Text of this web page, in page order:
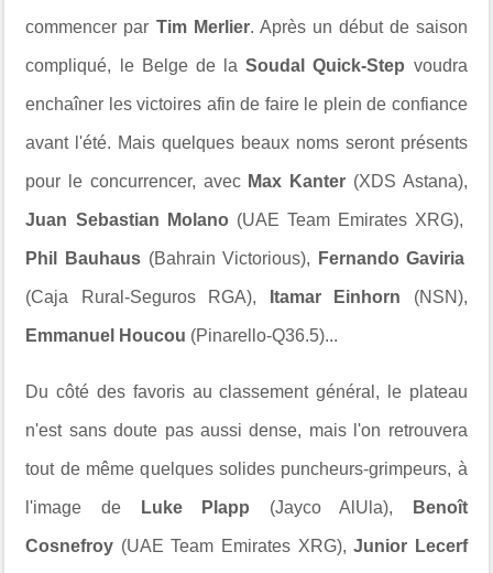
commencer par Tim Merlier. Après un début de saison
compliqué, le Belge de laSoudal Quick-Step voudra
enchaîner les victoires afin de faire le plein de confiance
avant l'été. Mais quelques beaux noms seront présents
pour le concurrencer, avec Max Kanter (XDS Astana),
Juan Sebastian Molano (UAE Team Emirates XRG),
Phil Bauhaus (Bahrain Victorious), Fernando Gaviria
(Caja Rural-Seguros RGA), Itamar Einhorn (NSN),
Emmanuel Houcou (Pinarello-Q36.5)...
Du côté des favoris au classement général, le plateau
n'est sans doute pas aussi dense, mais l'on retrouvera
tout de même quelques solides puncheurs-grimpeurs, à
l'image de Luke Plapp (Jayco AlUla), Benoît
Cosnefroy (UAE Team Emirates XRG),Junior Lecerf